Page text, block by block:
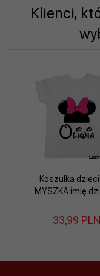
Klienci,
Koszulka
MYSZKA imię
33,99 PLN